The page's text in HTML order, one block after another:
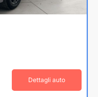
Dettagli auto